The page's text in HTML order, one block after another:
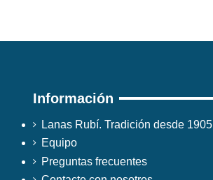
Información
Lanas Rubí. Tradición desde 1905
Equipo
Preguntas frecuentes